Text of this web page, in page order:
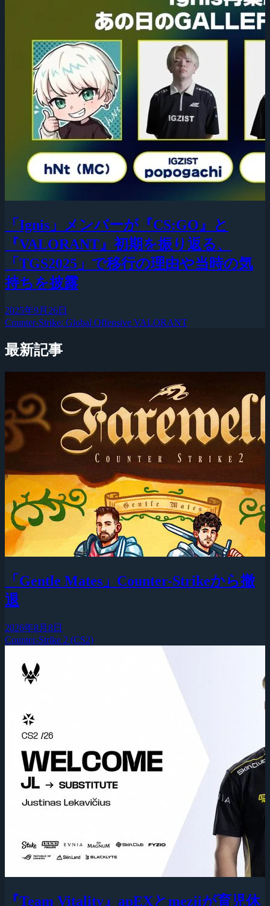
「Ignis」メンバーが『CS:GO』と
『VALORANT』初期を振り返る、
「TGS2025」で移行の理由や当時の気
持ちを披露
2025年9月26日
Counter-Strike: Global Offensive VALORANT
最新記事
「Gentle Mates」Counter-Strikeから撤
退
2026年8月8日
Counter-Strike 2 (CS2)
『Team Vitality』apEXとmeziiが育児休